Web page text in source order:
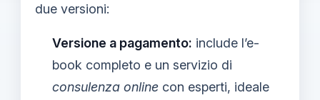
due versioni:
Versione a pagamento: include l’e-
book completo e un servizio di
consulenza online con esperti, ideale